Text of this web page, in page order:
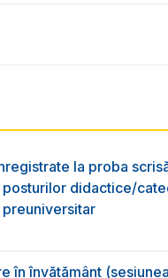
la proba
didactice/
în învățământ (sesiunea